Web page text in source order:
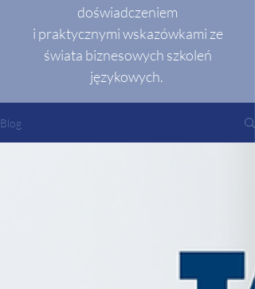
doświadczeniem
i praktycznymi wskazówkami ze
świata biznesowych szkoleń
językowych.
Blog